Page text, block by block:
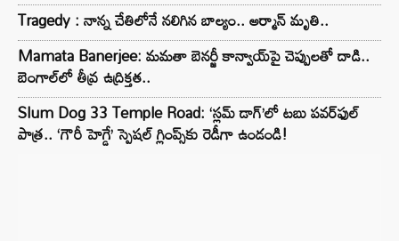
Tragedy : నాన్న చేతిలోనే నలిగిన బాల్యం.. అర్మాన్ మృతి..
Mamata Banerjee: మమతా బెనర్జీ కాన్వాయ్‌పై చెప్పులతో దాడి..
బెంగాల్‌లో తీవ్ర ఉద్రిక్తత..
Slum Dog 33 Temple Road: ‘స్లమ్ డాగ్’లో టబు పవర్‌ఫుల్
పాత్ర.. ‘గౌరీ హెగ్డే’ స్పెషల్ గ్లింప్స్‌కు రెడీగా ఉండండి!